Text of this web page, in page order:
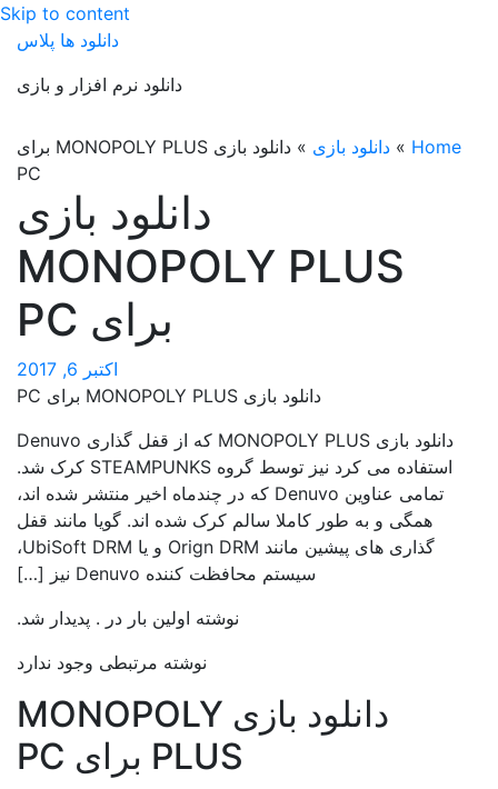
Skip to content
دانلود ها پلاس
دانلود نرم افزار و بازی
Home
» دانلود بازی »
دانلود بازی MONOPOLY PLUS برای
PC
دانلود بازی
MONOPOLY PLUS
برای PC
اکتبر 6, 2017
دانلود بازی MONOPOLY PLUS برای PC
دانلود بازی MONOPOLY PLUS که از قفل گذاری Denuvo
استفاده می کرد نیز توسط گروه STEAMPUNKS کرک شد.
تمامی عناوین Denuvo که در چندماه اخیر منتشر شده اند،
همگی و به طور کاملا سالم کرک شده اند. گویا مانند قفل
گذاری های پیشین مانند Orign DRM و یا UbiSoft DRM،
سیستم محافظت کننده Denuvo نیز […]
نوشته اولین بار در . پدیدار شد.
نوشته مرتبطی وجود ندارد
دانلود بازی MONOPOLY
PLUS برای PC